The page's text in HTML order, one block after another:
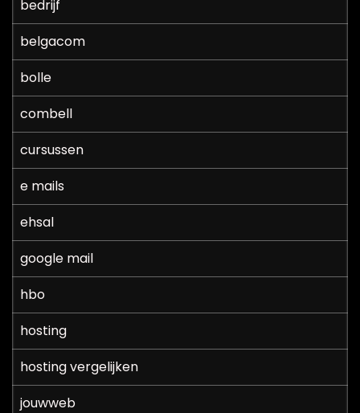
bedrijf
belgacom
bolle
combell
cursussen
e mails
ehsal
google mail
hbo
hosting
hosting vergelijken
jouwweb